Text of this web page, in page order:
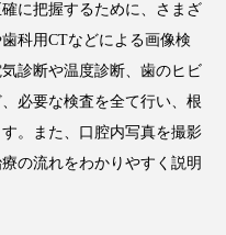
に把握するために、さまざ
科用CTなどによる画像検
診断や温度診断、歯のヒビ
必要な検査を全て行い、根
。また、口腔内写真を撮影
の流れをわかりやすく説明